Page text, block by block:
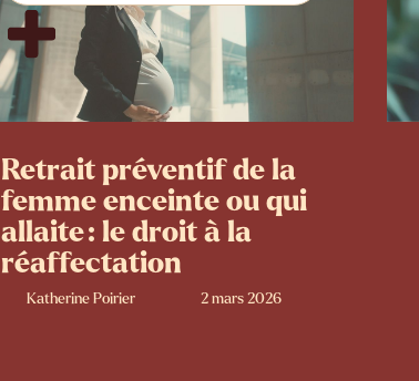
Retrait préventif de la
femme enceinte ou qui
allaite : le droit à la
réaffectation
Katherine Poirier 2 mars 2026